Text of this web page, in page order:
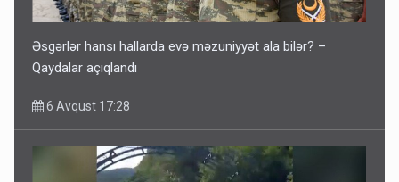
Əsgərlər hansı hallarda evə məzuniyyət ala bilər? –
Qaydalar açıqlandı
6 Avqust 17:28